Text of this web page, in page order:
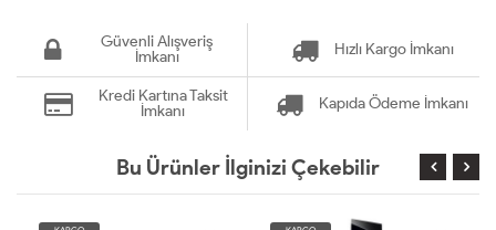
Güvenli Alışveriş
İmkanı
Hızlı Kargo İmkanı
Kredi Kartına Taksit
İmkanı
Kapıda Ödeme İmkanı
Bu Ürünler İlginizi Çekebilir